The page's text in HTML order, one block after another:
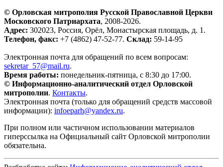
© Орловская митрополия Русской Православной Церкви
Московского Патриархата, 2008-2026.
Адрес: 302023, Россия, Орёл, Монастырская площадь, д. 1.
Телефон, факс: +7 (4862) 47-52-77. Склад: 59-14-95
Электронная почта для обращений по всем вопросам:
sekretar_57@mail.ru.
Время работы: понедельник-пятница, с 8:30 до 17:00.
© Информационно-аналитический отдел Орловской
митрополии. Контакты.
Электронная почта (только для обращений средств массовой
информации): infoeparh@yandex.ru.
При полном или частичном использовании материалов
гиперссылка на Официальный сайт Орловской митрополии
обязательна.